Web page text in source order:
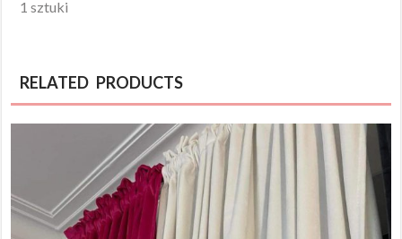
1 sztuki
RELATED PRODUCTS